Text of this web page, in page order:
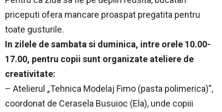
priceputi ofera mancare proaspat pregatita pentru
toate gusturile.
In zilele de sambata si duminica, intre orele 10.00-
17.00, pentru copii sunt organizate ateliere de
creativitate:
– Atelierul „Tehnica Modelaj Fimo (pasta polimerica)”,
coordonat de Cerasela Busuioc (Ela), unde copiii